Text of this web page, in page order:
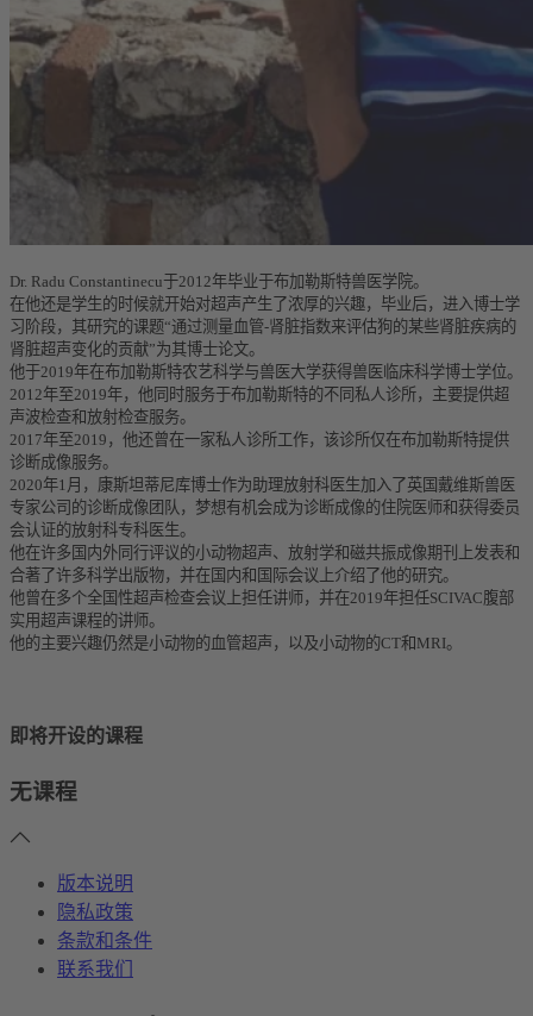
Dr. Radu Constantinecu于2012年毕业于布加勒斯特兽医学院。
在他还是学生的时候就开始对超声产生了浓厚的兴趣，毕业后，进入博士学
习阶段，其研究的课题“通过测量血管-肾脏指数来评估狗的某些肾脏疾病的
肾脏超声变化的贡献”为其博士论文。
他于2019年在布加勒斯特农艺科学与兽医大学获得兽医临床科学博士学位。
2012年至2019年，他同时服务于布加勒斯特的不同私人诊所，主要提供超
声波检查和放射检查服务。
2017年至2019，他还曾在一家私人诊所工作，该诊所仅在布加勒斯特提供
诊断成像服务。
2020年1月，康斯坦蒂尼库博士作为助理放射科医生加入了英国戴维斯兽医
专家公司的诊断成像团队，梦想有机会成为诊断成像的住院医师和获得委员
会认证的放射科专科医生。
他在许多国内外同行评议的小动物超声、放射学和磁共振成像期刊上发表和
合著了许多科学出版物，并在国内和国际会议上介绍了他的研究。
他曾在多个全国性超声检查会议上担任讲师，并在2019年担任SCIVAC腹部
实用超声课程的讲师。
他的主要兴趣仍然是小动物的血管超声，以及小动物的CT和MRI。
即将开设的课程
无课程
版本说明
隐私政策
条款和条件
联系我们